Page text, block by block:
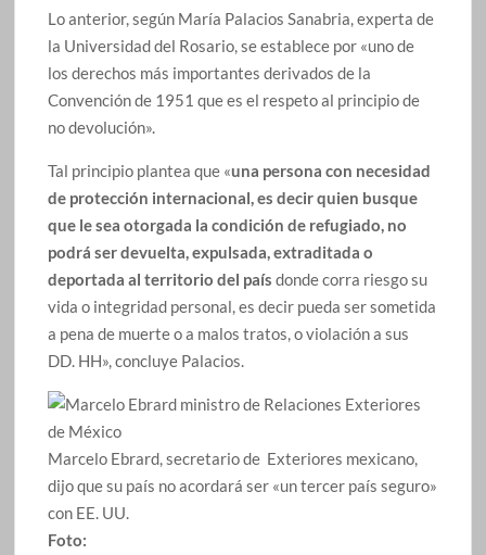
Lo anterior, según María Palacios Sanabria, experta de
la Universidad del Rosario, se establece por «uno de
los derechos más importantes derivados de la
Convención de 1951 que es el respeto al principio de
no devolución».
Tal principio plantea que «una persona con necesidad
de protección internacional, es decir quien busque
que le sea otorgada la condición de refugiado, no
podrá ser devuelta, expulsada, extraditada o
deportada al territorio del país donde corra riesgo su
vida o integridad personal, es decir pueda ser sometida
a pena de muerte o a malos tratos, o violación a sus
DD. HH», concluye Palacios.
Marcelo Ebrard, secretario de Exteriores mexicano,
dijo que su país no acordará ser «un tercer país seguro»
con EE. UU.
Foto: